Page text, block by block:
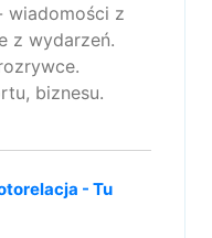
wiadomości z
z wydarzeń.
biznesu.
- Tu